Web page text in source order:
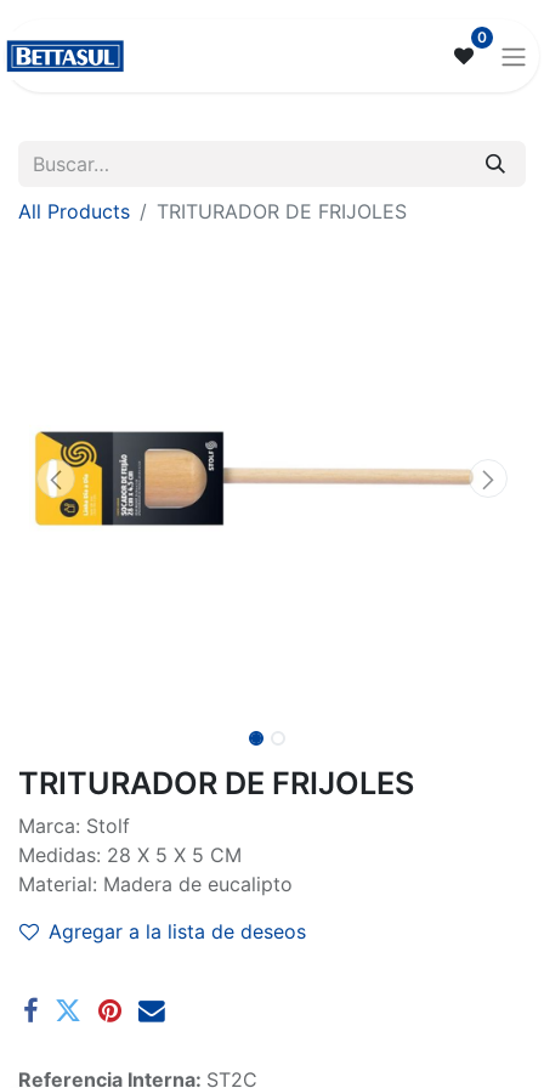
0
All Products TRITURADOR DE FRIJOLES
TRITURADOR DE FRIJOLES
Marca: Stolf
Medidas: 28 X 5 X 5 CM
Material: Madera de eucalipto
Agregar a la lista de deseos
Referencia Interna: ST2C